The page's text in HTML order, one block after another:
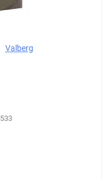
Valberg
533